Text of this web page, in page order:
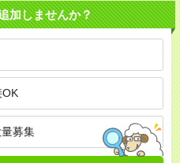
加しませんか？
OK
募集